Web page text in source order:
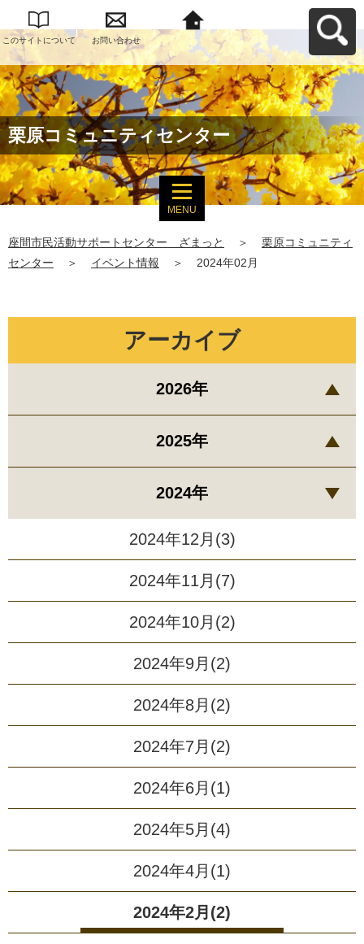
このサイトについて お問い合わせ
座間市民活動サポー
トセンター ざまっ
とへ戻る
栗原コミュニティセンター
MENU
座間市民活動サポートセンター ざまっと ＞
栗原コミュニティ
センター
＞ イベント情報 ＞ 2024年02月
アーカイブ
2026年
2025年
2024年
2024年12月(3)
2024年11月(7)
2024年10月(2)
2024年9月(2)
2024年8月(2)
2024年7月(2)
2024年6月(1)
2024年5月(4)
2024年4月(1)
2024年2月(2)